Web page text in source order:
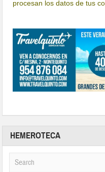
procesan los datos de tus
HEMEROTECA